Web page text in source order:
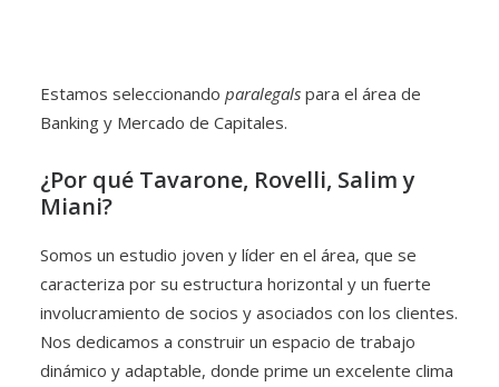
Estamos seleccionando paralegals para el área de
Banking y Mercado de Capitales.
¿Por qué Tavarone, Rovelli, Salim y
Miani?
Somos un estudio joven y líder en el área, que se
caracteriza por su estructura horizontal y un fuerte
involucramiento de socios y asociados con los clientes.
Nos dedicamos a construir un espacio de trabajo
dinámico y adaptable, donde prime un excelente clima